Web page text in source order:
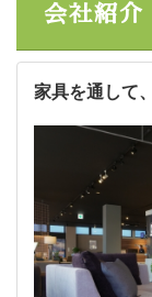
会社紹介
家具を通して